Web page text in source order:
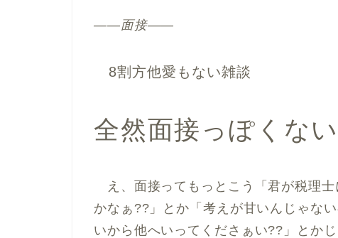
――面接――
8割方他愛もない雑談
全然面接っぽくな
え、面接ってもっとこう「君が税理
かなぁ?? 」とか「 考えが甘いんじゃな
いから他へいってくださぁい?? 」とか